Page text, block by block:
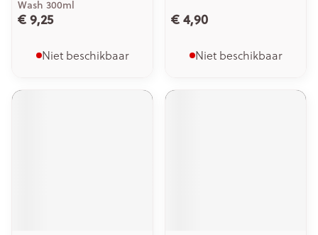
Wash 300ml
€ 9,25
Niet beschikbaar
€ 4,90
Niet beschikbaar